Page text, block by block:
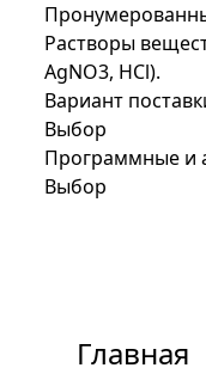
Растворы
AgNO3, HCl).
Вариант
Выбор
Программные и
Выбор
Главная